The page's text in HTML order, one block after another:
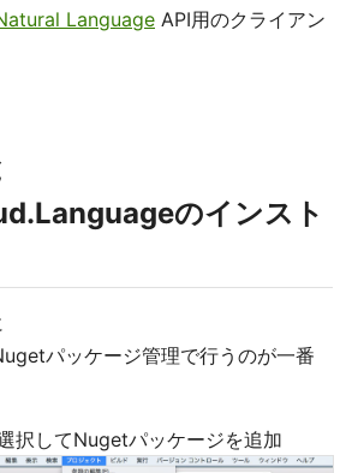
Language API用のクライアン
のインスト
パッケージ管理で行うのが一番
択してNugetパッケージを追加